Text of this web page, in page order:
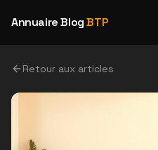
Annuaire BlogBTP
Retour aux articles